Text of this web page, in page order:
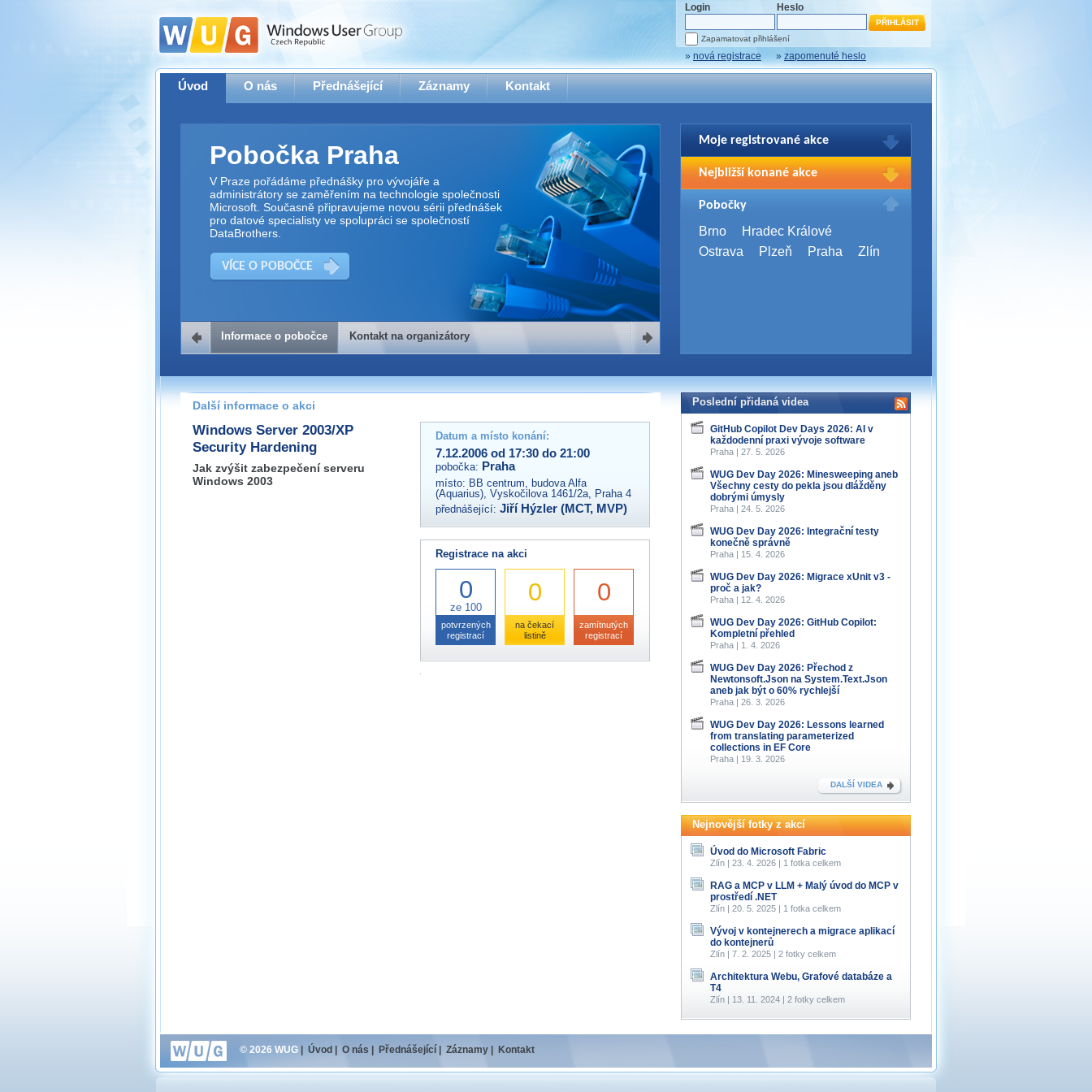
Login Heslo
Zapamatovat přihlášení
» nová registrace » zapomenuté heslo
Úvod O nás Přednášející Záznamy Kontakt
Pobočka Praha
V Praze pořádáme přednášky pro vývojáře a
administrátory se zaměřením na technologie společnosti
Microsoft. Současně připravujeme novou sérii přednášek
pro datové specialisty ve spolupráci se společností
DataBrothers.
VÍCE O POBOČCE
Kontakt na organizátory
Pokud máte jakýkoliv dotaz na organizátory této akce,
prosím neváhejte nás kontaktovat na e-mailu:
praha@wug.cz
Informace o pobočce Kontakt na organizátory
Moje registrované akce
Pro zobrazení Vašich registrací na akce
se prosím přihlašte.
Nejbližší konané akce
WUG Days 2026
4. 9. 2026,Brno
SQL Server Bootcamp 2026
Pobočky
Brno
Hradec Králové
Ostrava
Plzeň Praha Zlín
Další informace o akci
Windows Server 2003/XP
Security Hardening
Jak zvýšit zabezpečení serveru
Windows 2003
Datum a místo konání:
7.12.2006 od 17:30 do 21:00
pobočka: Praha
místo: BB centrum, budova Alfa
(Aquarius), Vyskočilova 1461/2a, Praha 4
přednášející: Jiří Hýzler (MCT, MVP)
Registrace na akci
0
ze 100
potvrzených
registrací
0
na čekací
listině
0
zamítnutých
registrací
Poslední přidaná videa
GitHub Copilot Dev Days 2026: AI v
každodenní praxi vývoje software
Praha | 27. 5. 2026
WUG Dev Day 2026: Minesweeping aneb
Všechny cesty do pekla jsou dlážděny
dobrými úmysly
Praha | 24. 5. 2026
WUG Dev Day 2026: Integrační testy
konečně správně
Praha | 15. 4. 2026
WUG Dev Day 2026: Migrace xUnit v3 -
proč a jak?
Praha | 12. 4. 2026
WUG Dev Day 2026: GitHub Copilot:
Kompletní přehled
Praha | 1. 4. 2026
WUG Dev Day 2026: Přechod z
Newtonsoft.Json na System.Text.Json
aneb jak být o 60% rychlejší
Praha | 26. 3. 2026
WUG Dev Day 2026: Lessons learned
from translating parameterized
collections in EF Core
Praha | 19. 3. 2026
DALŠÍ VIDEA
Nejnovější fotky z akcí
Úvod do Microsoft Fabric
Zlín | 23. 4. 2026 | 1 fotka celkem
RAG a MCP v LLM + Malý úvod do MCP v
prostředí .NET
Zlín | 20. 5. 2025 | 1 fotka celkem
Vývoj v kontejnerech a migrace aplikací
do kontejnerů
Zlín | 7. 2. 2025 | 2 fotky celkem
Architektura Webu, Grafové databáze a
T4
Zlín | 13. 11. 2024 | 2 fotky celkem
© 2026 WUG Úvod O nás Přednášející Záznamy Kontakt